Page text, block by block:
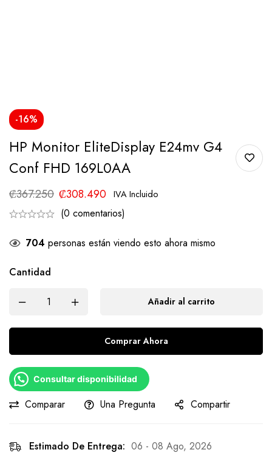
-16%
HP Monitor EliteDisplay E24mv G4
Conf FHD 169L0AA
₡367.250 ₡308.490 IVA Incluido
(0 comentarios)
704 personas están viendo esto ahora mismo
Cantidad
Añadir al carrito
Comprar Ahora
Consultar disponibilidad
Comparar Una Pregunta Compartir
Estimado De Entrega: 06 - 08 Ago, 2026